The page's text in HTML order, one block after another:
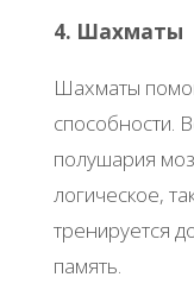
4. Шахматы
Шахматы
способности.
полушария
логическое,
тренируется
память.